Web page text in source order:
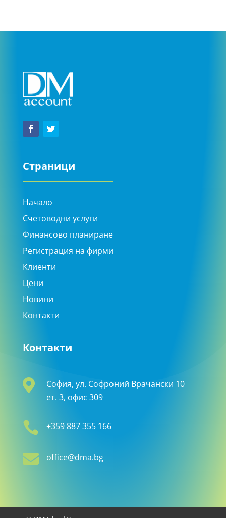
Страници
Начало
Счетоводни услуги
Финансово планиране
Регистрация на фирми
Клиенти
Цени
Новини
Контакти
Контакти

София, ул. Софроний Врачански 10
ет. 3, офис 309
 +359 887 355 166
 office@dma.bg